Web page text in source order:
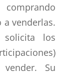
venderlas.
solicita los
Su